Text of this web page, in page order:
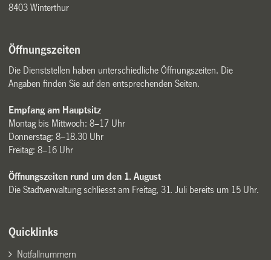
8403 Winterthur
Öffnungszeiten
Die Dienststellen haben unterschiedliche Öffnungszeiten. Die
Angaben finden Sie auf den entsprechenden Seiten.
Empfang am Hauptsitz
Montag bis Mittwoch: 8–17 Uhr
Donnerstag: 8–18.30 Uhr
Freitag: 8–16 Uhr
Öffnungszeiten rund um den 1. August
Die Stadtverwaltung schliesst am Freitag, 31. Juli bereits um 15 Uhr.
Quicklinks
Notfallnummern